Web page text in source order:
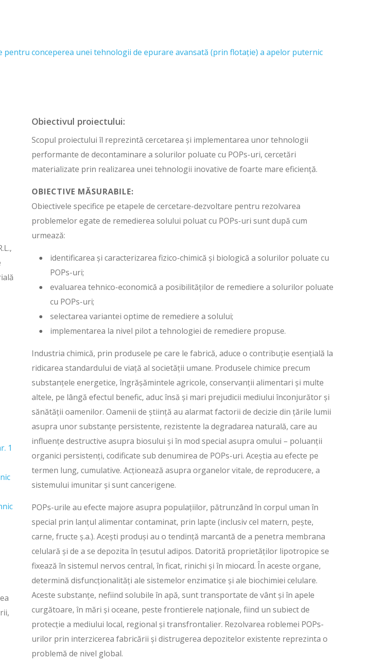
pentru conceperea unei tehnologii de epurare avansată (prin flotaţie) a apelor puternic
1
Obiectivul proiectului:
Scopul proiectului îl reprezintă cercetarea și implementarea unor tehnologii
performante de decontaminare a solurilor poluate cu POPs-uri, cercetări
materializate prin realizarea unei tehnologii inovative de foarte mare eficiență.
OBIECTIVE MĂSURABILE:
Obiectivele specifice pe etapele de cercetare-dezvoltare pentru rezolvarea
problemelor egate de remedierea solului poluat cu POPs-uri sunt după cum
urmează:
identificarea și caracterizarea fizico-chimică și biologică a solurilor poluate cu
POPs-uri;
evaluarea tehnico-economică a posibilităților de remediere a solurilor poluate
cu POPs-uri;
selectarea variantei optime de remediere a solului;
implementarea la nivel pilot a tehnologiei de remediere propuse.
Industria chimică, prin produsele pe care le fabrică, aduce o contribuție esențială la
ridicarea standardului de viață al societății umane. Produsele chimice precum
substanțele energetice, îngrășămintele agricole, conservanții alimentari și multe
altele, pe lângă efectul benefic, aduc însă și mari prejudicii mediului înconjurător și
sănătății oamenilor. Oamenii de știință au alarmat factorii de decizie din țările lumii
asupra unor substanțe persistente, rezistente la degradarea naturală, care au
influențe destructive asupra biosului și în mod special asupra omului – poluanții
organici persistenți, codificate sub denumirea de POPs-uri. Aceștia au efecte pe
termen lung, cumulative. Acționează asupra organelor vitale, de reproducere, a
sistemului imunitar și sunt cancerigene.
POPs-urile au efecte majore asupra populațiilor, pătrunzând în corpul uman în
special prin lanțul alimentar contaminat, prin lapte (inclusiv cel matern, pește,
carne, fructe ș.a.). Acești produși au o tendință marcantă de a penetra membrana
celulară și de a se depozita în țesutul adipos. Datorită proprietăților lipotropice se
fixează în sistemul nervos central, în ficat, rinichi și în miocard. În aceste organe,
determină disfuncționalități ale sistemelor enzimatice și ale biochimiei celulare.
Aceste substanțe, nefiind solubile în apă, sunt transportate de vânt și în apele
curgătoare, în mări și oceane, peste frontierele naționale, fiind un subiect de
protecție a mediului local, regional și transfrontalier. Rezolvarea roblemei POPs-
urilor prin interzicerea fabricării și distrugerea depozitelor existente reprezinta o
problemă de nivel global.